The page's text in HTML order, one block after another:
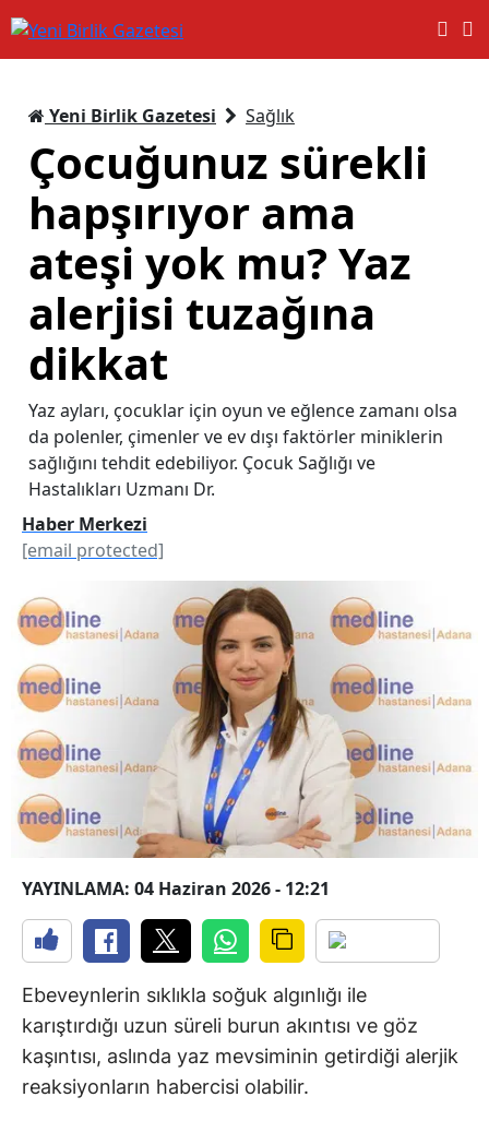
Yeni Birlik Gazetesi Sağlık
Çocuğunuz sürekli
hapşırıyor ama
ateşi yok mu? Yaz
alerjisi tuzağına
dikkat
Yaz ayları, çocuklar için oyun ve eğlence zamanı olsa
da polenler, çimenler ve ev dışı faktörler miniklerin
sağlığını tehdit edebiliyor. Çocuk Sağlığı ve
Hastalıkları Uzmanı Dr.
Haber Merkezi
[email protected]
YAYINLAMA: 04 Haziran 2026 - 12:21
Ebeveynlerin sıklıkla soğuk algınlığı ile
karıştırdığı uzun süreli burun akıntısı ve göz
kaşıntısı, aslında yaz mevsiminin getirdiği alerjik
reaksiyonların habercisi olabilir.